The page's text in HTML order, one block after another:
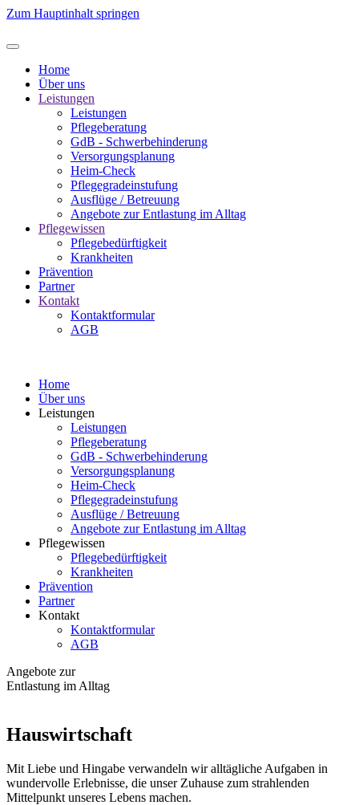
Zum Hauptinhalt springen
Home
Über uns
Leistungen
Leistungen
Pflegeberatung
GdB - Schwerbehinderung
Versorgungsplanung
Heim-Check
Pflegegradeinstufung
Ausflüge / Betreuung
Angebote zur Entlastung im Alltag
Pflegewissen
Pflegebedürftigkeit
Krankheiten
Prävention
Partner
Kontakt
Kontaktformular
AGB
Home
Über uns
Leistungen
Leistungen
Pflegeberatung
GdB - Schwerbehinderung
Versorgungsplanung
Heim-Check
Pflegegradeinstufung
Ausflüge / Betreuung
Angebote zur Entlastung im Alltag
Pflegewissen
Pflegebedürftigkeit
Krankheiten
Prävention
Partner
Kontakt
Kontaktformular
AGB
Angebote zur
Entlastung im Alltag
Hauswirtschaft
Mit Liebe und Hingabe verwandeln wir alltägliche Aufgaben in
wundervolle Erlebnisse, die unser Zuhause zum strahlenden
Mittelpunkt unseres Lebens machen.